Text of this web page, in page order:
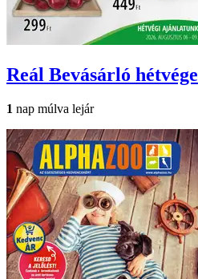
Reál Bevásárló hétvége
1 nap múlva lejár